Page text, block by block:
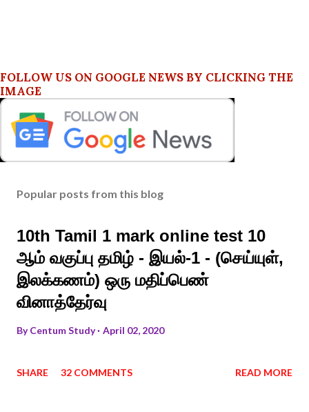
FOLLOW US ON GOOGLE NEWS BY CLICKING THE
IMAGE
Popular posts from this blog
10th Tamil 1 mark online test 10
ஆம் வகுப்பு தமிழ் - இயல்-1 - (செய்யுள்,
இலக்கணம்) ஒரு மதிப்பெண்
வினாத்தேர்வு
ByCentum Study April 02, 2020
SHARE 32 COMMENTS READ MORE